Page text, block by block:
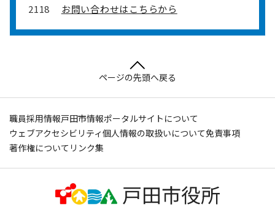
2118
お問い合わせはこちらから
ページの先頭へ戻る
職員採用情報戸田市情報ポータルサイトについて
ウェブアクセシビリティ個人情報の取扱いについて免責事項
著作権について リンク集